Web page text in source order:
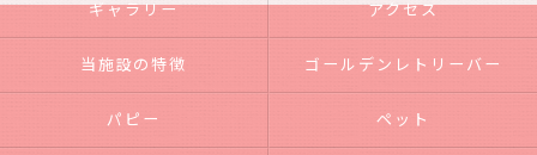
ギャラリー アクセス
当施設の特徴 ゴールデンレトリーバー
パピー ペット